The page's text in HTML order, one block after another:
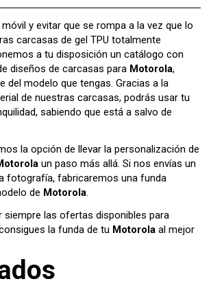
y evitar que se rompa a la vez que lo
carcasas de gel TPU totalmente
a tu disposición un catálogo con
diseños de carcasas para Motorola,
del modelo que tengas. Gracias a la
de nuestras carcasas, podrás usar tu
sabiendo que está a salvo de
la opción de llevar la personalización de
un paso más allá. Si nos envías un
fotografía, fabricaremos una funda
de Motorola.
siempre las ofertas disponibles para
la funda de tu Motorola al mejor